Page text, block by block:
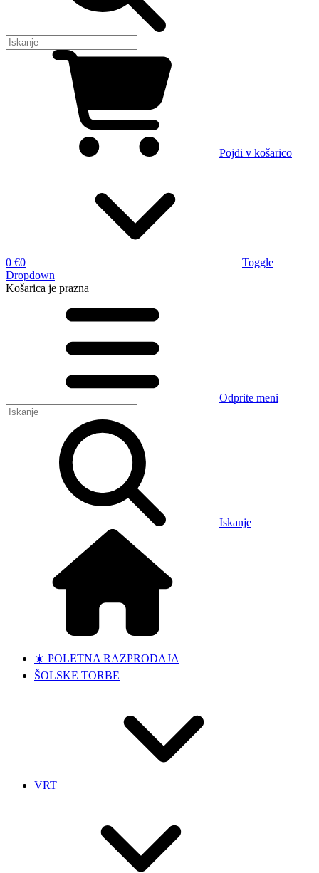
Pojdi v košarico
0 €0
Toggle
Dropdown
Košarica je prazna
Odprite meni
Iskanje
☀️ POLETNA RAZPRODAJA
ŠOLSKE TORBE
VRT